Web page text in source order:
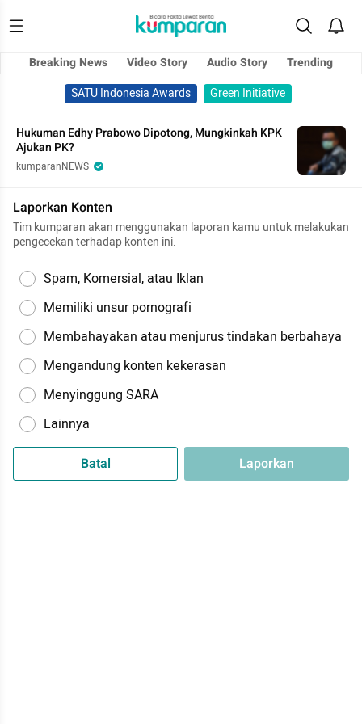
Breaking News Video Story Audio Story
Trending
SATU Indonesia Awards
Green Initiative
Hukuman Edhy Prabowo Dipotong, Mungkinkah KPK
Ajukan PK?
kumparanNEWS
Laporkan Konten
Tim kumparan akan menggunakan laporan kamu untuk melakukan
pengecekan terhadap konten ini.
Spam, Komersial, atau Iklan
Memiliki unsur pornografi
Membahayakan atau menjurus tindakan berbahaya
Mengandung konten kekerasan
Menyinggung SARA
Lainnya
Batal Laporkan